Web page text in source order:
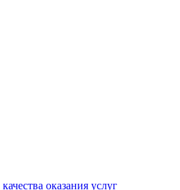
оказания услуг